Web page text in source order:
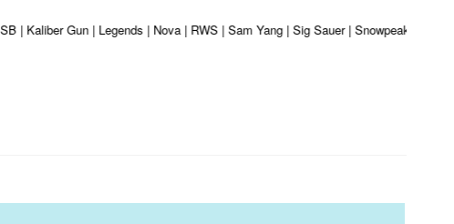
Gun | Legends | Nova | RWS | Sam Yang | Sig Sauer | Snowpeak |